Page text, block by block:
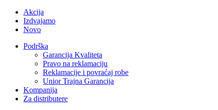
Akcija
Izdvajamo
Novo
Podrška
Garancija Kvaliteta
Pravo na reklamaciju
Reklamacije i povraćaj robe
Unior Trajna Garancija
Kompanija
Za distributere